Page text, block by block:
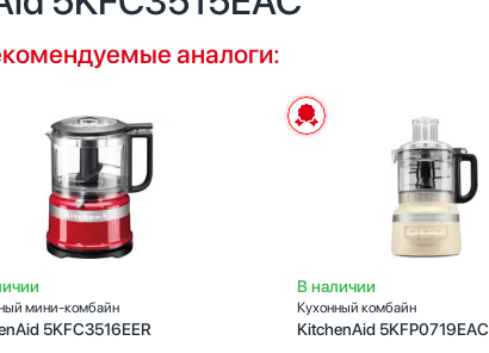
аналоги:
мини-комбайн
5KFC3516EER
В наличии
Кухонный комбайн
KitchenAid 5KFP0719EAC